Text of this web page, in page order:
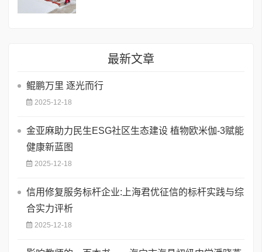
最新文章
鲲鹏万里 逐光而行
2025-12-18
金亚麻助力民生ESG社区生态建设 植物欧米伽-3赋能
健康新蓝图
2025-12-18
信用修复服务标杆企业:上海君优征信的标杆实践与综
合实力评析
2025-12-18